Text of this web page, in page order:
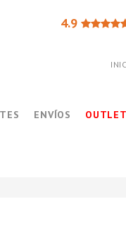
4.9
ENVÍOS